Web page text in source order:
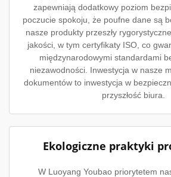
zapewniają dodatkowy poziom
poczucie spokoju, że poufne dane są
nasze produkty przeszły
jakości, w tym certyfikaty ISO, co
międzynarodowymi standardami
niezawodności. Inwestycja w nasze
dokumentów to inwestycja w
przyszłość biura.
Ekologiczne praktyki
W Luoyang Youbao priorytetem